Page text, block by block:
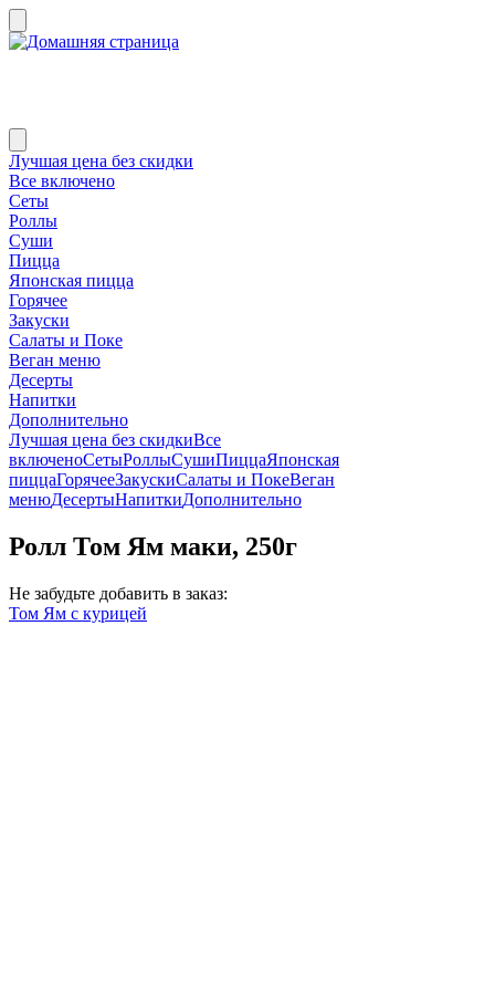
Лучшая цена без скидки
Все включено
Сеты
Роллы
Суши
Пицца
Японская пицца
Горячее
Закуски
Салаты и Поке
Веган меню
Десерты
Напитки
Дополнительно
Лучшая цена без скидкиВсе
включеноСетыРоллыСушиПиццаЯпонская
пиццаГорячееЗакускиСалаты и ПокеВеган
менюДесертыНапиткиДополнительно
Ролл Том Ям маки, 250г
Не забудьте добавить в заказ:
Том Ям с курицей